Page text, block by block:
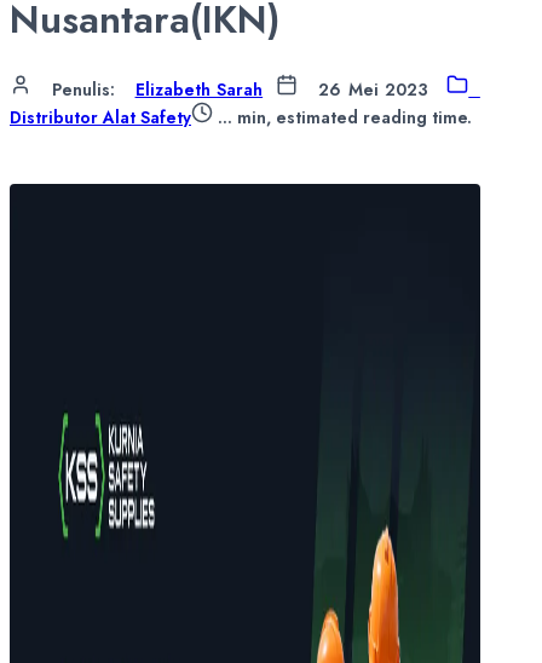
Nusantara(IKN)
Penulis: Elizabeth Sarah
26 Mei 2023
Distributor Alat Safety
... min, estimated reading time.